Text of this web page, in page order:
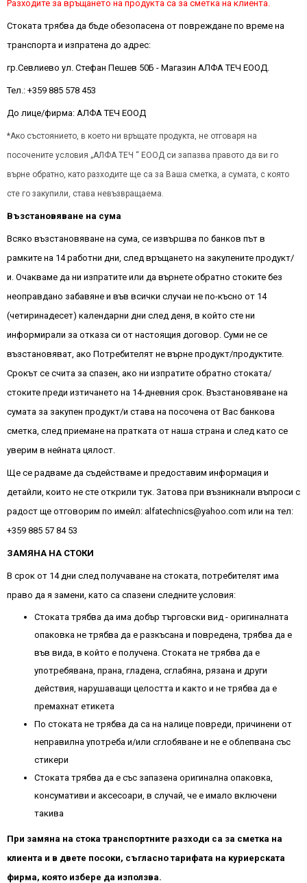
Разходите за връщането на продукта са за сметка на клиента.
Стоката трябва да бъде обезопасена от повреждане по време на
транспорта и изпратена до адрес:
гр.Севлиево ул. Стефан Пешев 50Б - Магазин АЛФА ТЕЧ ЕООД.
Тел.: +359 885 578 453
До лице/фирма: АЛФА ТЕЧ ЕООД
*Ако състоянието, в което ни връщате продукта, не отговаря на
посочените условия „АЛФА ТЕЧ “ EООД си запазва правото да ви го
върне обратно, като разходите ще са за Ваша сметка, а сумата, с която
сте го закупили, става невъзвращаема.
Възстановяване на сума
Всяко възстановяване на сума, се извършва по банков път в
рамките на 14 работни дни, след връщането на закупените продукт/
и. Очакваме да ни изпратите или да върнете обратно стоките без
неоправдано забавяне и във всички случаи не по-късно от 14
(четиринадесет) календарни дни след деня, в който сте ни
информирали за отказа си от настоящия договор. Суми не се
възстановяват, ако Потребителят не върне продукт/продуктите.
Срокът се счита за спазен, ако ни изпратите обратно стоката/
стоките преди изтичането на 14-дневния срок. Възстановяване на
сумата за закупен продукт/и става на посочена от Вас банкова
сметка, след приемане на пратката от наша страна и след като се
уверим в нейната цялост.
Ще се радваме да съдействаме и предоставим информация и
детайли, които не сте открили тук. Затова при възникнали въпроси с
радост ще отговорим по имейл: alfatechnics@yahoo.com или на тел:
+359 885 57 84 53
ЗАМЯНА НА СТОКИ
В срок от 14 дни след получаване на стоката, потребителят има
право да я замени, като са спазени следните условия:
Стоката трябва да има добър търговски вид - оригиналната
опаковка не трябва да е разкъсана и повредена, трябва да е
във вида, в който е получена. Стоката не трябва да е
употребявана, прана, гладена, сглабяна, рязана и други
действия, нарушаващи целостта и както и не трябва да е
премахнат етикета
По стоката не трябва да са на налице повреди, причинени от
неправилна употреба и/или сглобяване и не е облепвана със
стикери
Стоката трябва да е със запазена оригинална опаковка,
консумативи и аксесоари, в случай, че е имало включени
такива
При замяна на стока транспортните разходи са за сметка на
клиента и в двете посоки, съгласно тарифата на куриерската
фирма, която избере да използва.